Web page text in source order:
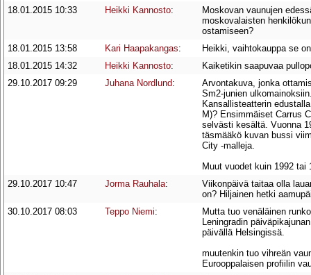
18.01.2015 10:33 Heikki Kannosto:
Moskovan vaunujen
moskovalaisten
ostamiseen?
18.01.2015 13:58
Kari Haapakangas:
Heikki, vaihtokauppa se
18.01.2015 14:32
Heikki Kannosto:
Kaiketikin saapuvaa
29.10.2017 09:29
Juhana Nordlund:
Arvontakuva, jonka
Sm2-junien
Kansallisteatterin
M)? Ensimmäiset Carrus
selvästi kesältä. Vuonna
täsmääkö kuvan bussi
City -malleja.
Muut vuodet kuin 1992
29.10.2017 10:47
Jorma Rauhala:
Viikonpäivä taitaa olla
on? Hiljainen hetki
30.10.2017 08:03
Teppo Niemi:
Mutta tuo venäläinen
Leningradin
päivällä Helsingissä.
muutenkin tuo vihreän
Eurooppalaisen profiilin